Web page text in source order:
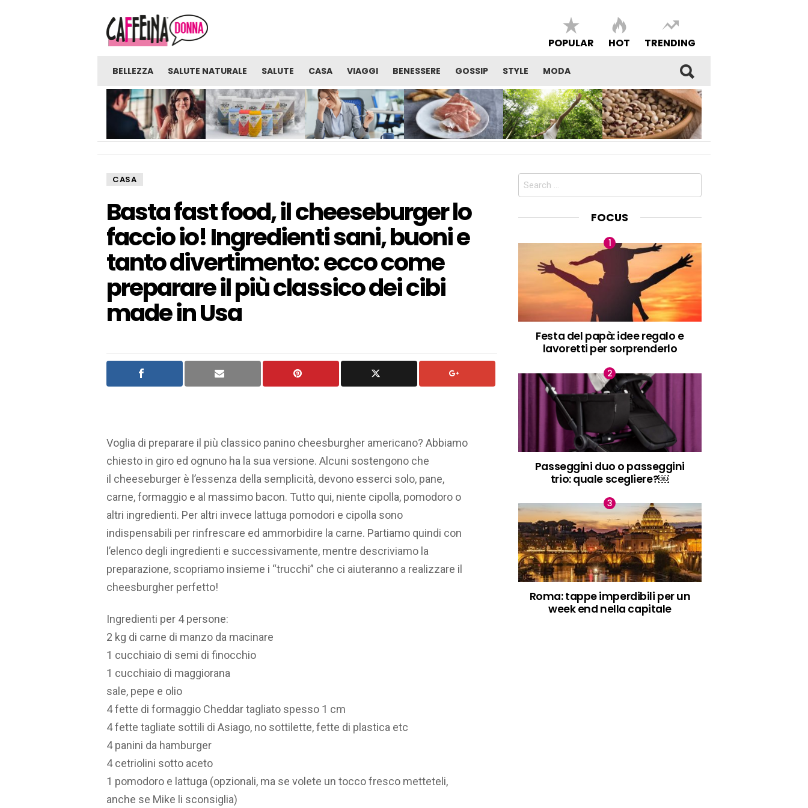
POPULAR HOT TRENDING
BELLEZZA SALUTE NATURALE SALUTE CASA VIAGGI BENESSERE GOSSIP STYLE MODA
NOVITÀ
PER UNA VERA RELAZIONE
DEGLI ADULTI?
SORPRENDENTE DI UTILE PER RECUPERARE DANIELE: ALIMENTO BENESSERE E DELLA BENESSERE E BELL’ESSERE
CASA
Basta fast food, il cheeseburger lo
faccio io! Ingredienti sani, buoni e
tanto divertimento: ecco come
preparare il più classico dei cibi
made in Usa
Voglia di preparare il più classico panino cheesburgher americano? Abbiamo
chiesto in giro ed ognuno ha la sua versione. Alcuni sostengono che
il cheeseburger è l’essenza della semplicità, devono esserci solo, pane,
carne, formaggio e al massimo bacon. Tutto qui, niente cipolla, pomodoro o
altri ingredienti. Per altri invece lattuga pomodori e cipolla sono
indispensabili per rinfrescare ed ammorbidire la carne. Partiamo quindi con
l’elenco degli ingredienti e successivamente, mentre descriviamo la
preparazione, scopriamo insieme i “trucchi” che ci aiuteranno a realizzare il
cheesburgher perfetto!
Ingredienti per 4 persone:
2 kg di carne di manzo da macinare
1 cucchiaio di semi di finocchio
1 cucchiaio di maggiorana
sale, pepe e olio
4 fette di formaggio Cheddar tagliato spesso 1 cm
4 fette tagliate sottili di Asiago, no sottilette, fette di plastica etc
4 panini da hamburger
4 cetriolini sotto aceto
1 pomodoro e lattuga (opzionali, ma se volete un tocco fresco metteteli,
anche se Mike li sconsiglia)
Search
FOCUS
Festa del papà: idee regalo e
lavoretti per sorprenderlo
Passeggini duo o passeggini
trio: quale scegliere?￼
Roma: tappe imperdibili per un
week end nella capitale